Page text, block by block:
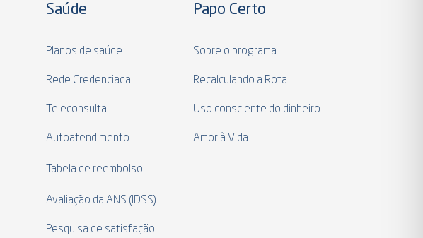
Saúde
Planos de saúde
Rede Credenciada
Teleconsulta
Autoatendimento
Tabela de reembolso
Avaliação da ANS (IDSS)
Pesquisa de satisfação
Papo Certo
Sobre o programa
Recalculando a Rota
Uso consciente do dinheiro
Amor à Vida